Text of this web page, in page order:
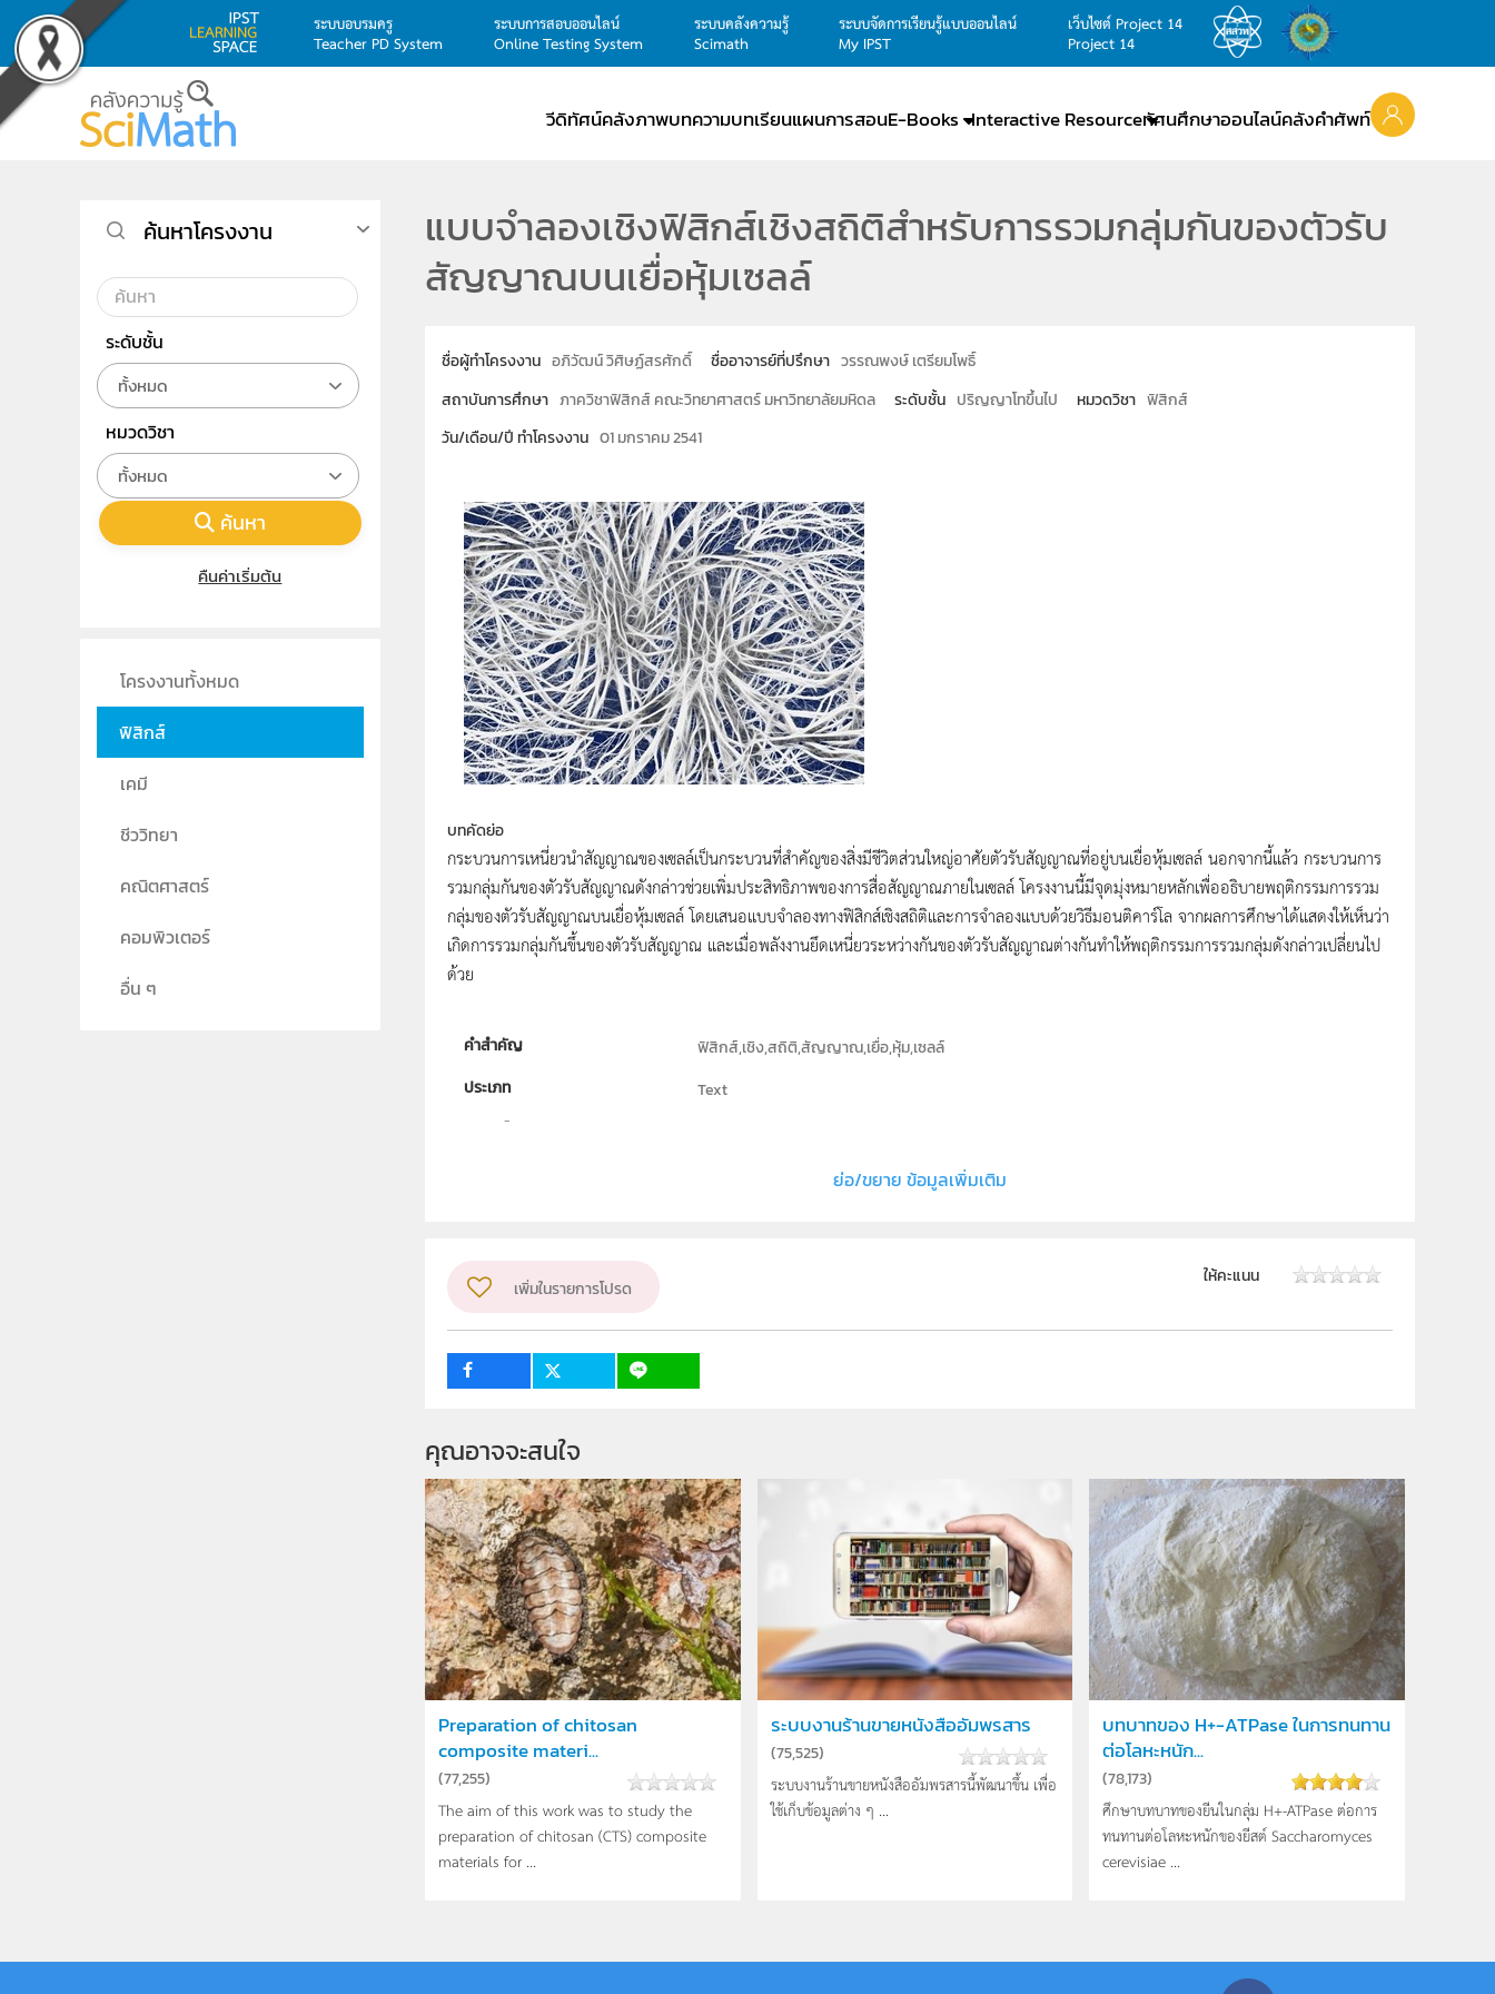
Skip to main content
ระบบอบรมครู
Teacher PD System
ระบบการสอบออนไลน์
Online Testing System
ระบบคลังความรู้
Scimath
ระบบจัดการเรียนรู้แบบออนไลน์
My IPST
เว็บไซต์ Project 14
Project 14
วีดิทัศน์คลังภาพบทความบทเรียนแผนการสอนE-Books Interactive Resourceทัศนศึกษาออนไลน์คลังคำศัพท์
แบบจำลองเชิงฟิสิกส์เชิงสถิติสำหรับการรวมกลุ่มกันของตัวรับ
สัญญาณบนเยื่อหุ้มเซลล์
ชื่อผู้ทำโครงงาน อภิวัฒน์ วิศิษฏ์สรศักดิ์ ชื่ออาจารย์ที่ปรึกษา วรรณพงษ์ เตรียมโพธิ์
สถาบันการศึกษา ภาควิชาฟิสิกส์ คณะวิทยาศาสตร์ มหาวิทยาลัยมหิดล ระดับชั้น ปริญญาโทขึ้นไป หมวดวิชา ฟิสิกส์
วัน/เดือน/ปี ทำโครงงาน 01 มกราคม 2541
บทคัดย่อ
กระบวนการเหนี่ยวนำสัญญาณของเซลล์เป็นกระบวนที่สำคัญของสิ่งมีชีวิตส่วนใหญ่อาศัยตัวรับสัญญาณที่อยู่บนเยื่อหุ้มเซลล์ นอกจากนี้แล้ว กระบวนการ
รวมกลุ่มกันของตัวรับสัญญาณดังกล่าวช่วยเพิ่มประสิทธิภาพของการสื่อสัญญาณภายในเซลล์ โครงงานนี้มีจุดมุ่งหมายหลักเพื่ออธิบายพฤติกรรมการรวม
กลุ่มของตัวรับสัญญาณบนเยื่อหุ้มเซลล์ โดยเสนอแบบจำลองทางฟิสิกส์เชิงสถิติและการจำลองแบบด้วยวิธีมอนติคาร์โล จากผลการศึกษาได้แสดงให้เห็นว่า
เกิดการรวมกลุ่มกันขึ้นของตัวรับสัญญาณ และเมื่อพลังงานยึดเหนี่ยวระหว่างกันของตัวรับสัญญาณต่างกันทำให้พฤติกรรมการรวมกลุ่มดังกล่าวเปลี่ยนไป
ด้วย
คำสำคัญ
ฟิสิกส์,เชิง,สถิติ,สัญญาณ,เยื่อ,หุ้ม,เซลล์
ประเภท
Text
อภิวัฒน์ วิศิษฏ์สรศักดิ์ย่อ/ขยาย ข้อมูลเพิ่มเติม
เพิ่มในรายการโปรด
ให้คะแนน
คุณอาจจะสนใจ
Preparation of chitosan
composite materi...
(77,255)
The aim of this work was to study the
preparation of chitosan (CTS) composite
materials for ...
ระบบงานร้านขายหนังสืออัมพรสาร
(75,525)
ระบบงานร้านขายหนังสืออัมพรสารนี้พัฒนาขึ้น เพื่อ
ใช้เก็บข้อมูลต่าง ๆ ...
บทบาทของ H+-ATPase ในการทนทาน
ต่อโลหะหนัก...
(78,173)
ศึกษาบทบาทของยีนในกลุ่ม H+-ATPase ต่อการ
ทนทานต่อโลหะหนักของยีสต์ Saccharomyces
cerevisiae ...
ค้นหาโครงงาน
ระดับชั้น
ทั้งหมด
หมวดวิชา
ทั้งหมด
ค้นหา
คืนค่าเริ่มต้น
โครงงานทั้งหมด
ฟิสิกส์
เคมี
ชีววิทยา
คณิตศาสตร์
คอมพิวเตอร์
อื่น ๆ